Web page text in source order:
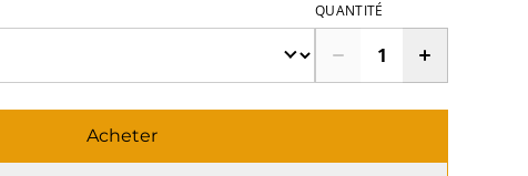
QUANTITÉ
Acheter